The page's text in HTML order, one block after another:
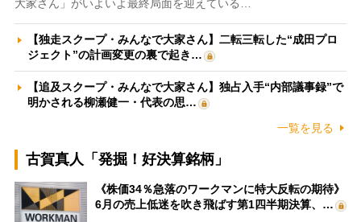
大家さん」がいよいよ最終局面を迎えている…
【独走スクープ・みんなで大家さん】二転三転した“成田プロ
ジェクト”の計画変更の裏で起き…
【追及スクープ・みんなで大家さん】独占入手“内部議事録”で
明かされる柳瀬健一・代表の思…
一覧を見る
古賀真人「発掘！好決算銘柄」
《株価34％急落のワークマンに特大反転の期待》
6月の売上低迷を吹き飛ばす第1四半期決算、…